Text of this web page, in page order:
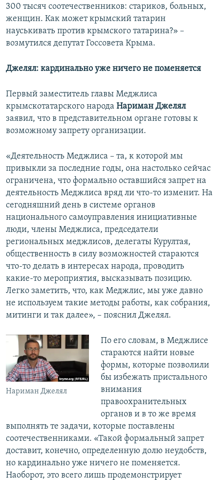
300 тысяч соотечественников: стариков, больных,
женщин. Как может крымский татарин
науськивать против крымского татарина?» –
возмутился депутат Госсовета Крыма.
Джелял: кардинально уже ничего не поменяется
Первый заместитель главы Меджлиса
крымскотатарского народа Нариман Джелял
заявил, что в представительном органе готовы к
возможному запрету организации.
«Деятельность Меджлиса – та, к которой мы
привыкли за последние годы, она настолько сейчас
ограничена, что формально оставшийся запрет на
деятельность Меджлиса вряд ли что-то изменит. На
сегодняшний день в системе органов
национального самоуправления инициативные
люди, члены Меджлиса, председатели
региональных меджлисов, делегаты Курултая,
общественность в силу возможностей стараются
что-то делать в интересах народа, проводить
какие-то мероприятия, высказывать позицию.
Легко заметить, что, как Меджлис, мы уже давно
не используем такие методы работы, как собрания,
митинги и так далее», – пояснил Джелял.
Нариман Джелял
По его словам, в Меджлисе
стараются найти новые
формы, которые позволили
бы избежать пристального
внимания
правоохранительных
органов и в то же время
выполнять те задачи, которые поставлены
соотечественниками. «Такой формальный запрет
доставит, конечно, определенную долю неудобств,
но кардинально уже ничего не поменяется.
Наоборот, это всего лишь продемонстрирует